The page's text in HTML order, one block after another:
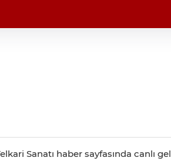
Sanatı haber sayfasında canlı